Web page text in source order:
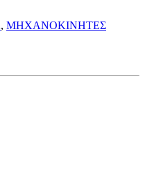
, ΜΗΧΑΝΟΚΙΝΗΤΕΣ